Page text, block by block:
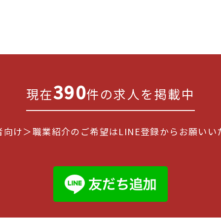
現在390件の求人を掲載中
向け＞職業紹介のご希望はLINE登録からお願いい